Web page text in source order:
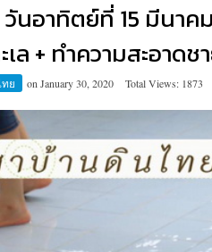
วันอาทิตย์ที่ 15 มีนา
เล + ทำความสะอาด
ย on January 30, 2020 Total Views: 1873